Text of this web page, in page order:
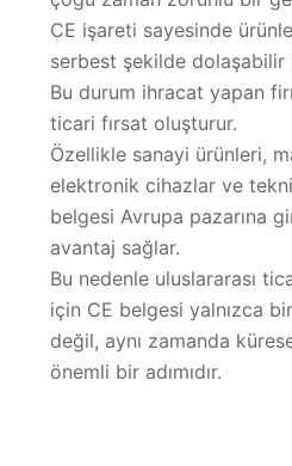
CE işareti sayesinde
serbest şekilde dolaşabilir
Bu durum ihracat yapan
ticari fırsat oluşturur.
Özellikle sanayi ürünleri,
elektronik cihazlar ve
belgesi Avrupa pazarına
avantaj sağlar.
Bu nedenle uluslararası
için CE belgesi yalnızca
değil, aynı zamanda
önemli bir adımıdır.